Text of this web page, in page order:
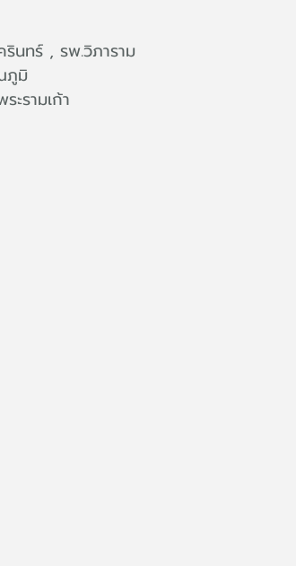
นทร์ , รพ.วิภาราม
ภูมิ
ะรามเก้า